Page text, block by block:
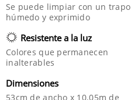
Se puede limpiar con un trapo
húmedo y exprimido
Resistente a la luz
Colores que permanecen
inalterables
Dimensiones
53cm de ancho x 10.05m de